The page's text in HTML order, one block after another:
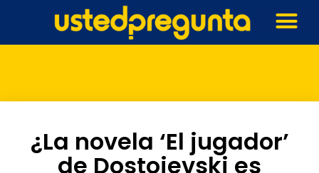
¿La novela ‘El jugador’
de Dostoievski es